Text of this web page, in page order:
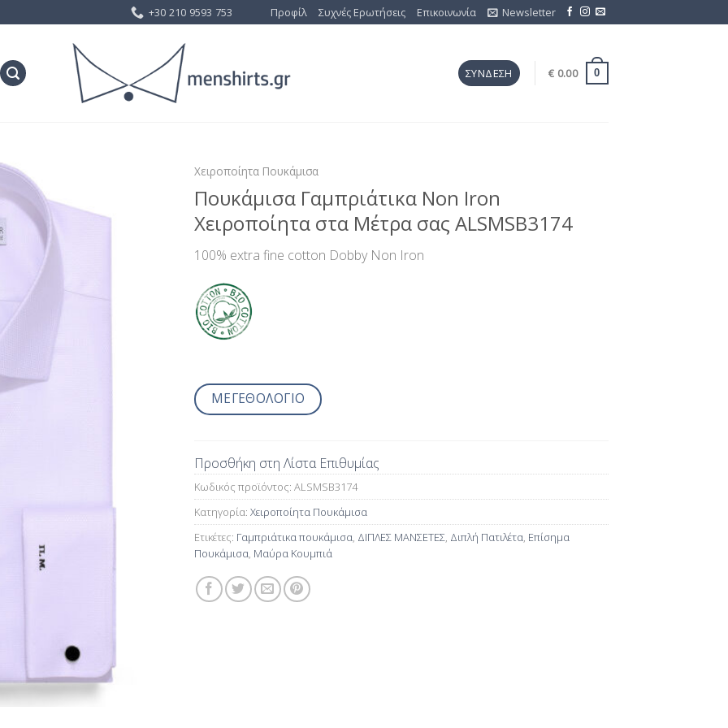
+30 210 9593 753 Προφίλ Συχνές Ερωτήσεις Επικοινωνία Newsletter
ΣΎΝΔΕΣΗ € 0.00 0
Χειροποίητα Πουκάμισα
Πουκάμισα Γαμπριάτικα Non Iron
Χειροποίητα στα Μέτρα σας ALSMSB3174
100% extra fine cotton Dobby Non Iron
ΜΕΓΕΘΟΛΟΓΙΟ
Προσθήκη στη Λίστα Επιθυμίας
Κωδικός προϊόντος: ALSMSB3174
Κατηγορία: Χειροποίητα Πουκάμισα
Ετικέτες: Γαμπριάτικα πουκάμισα, ΔΙΠΛΕΣ ΜΑΝΣΕΤΕΣ, Διπλή Πατιλέτα, Επίσημα
Πουκάμισα, Μαύρα Κουμπιά